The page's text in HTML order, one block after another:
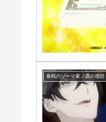
食戟のソーマ豪ノ皿の感想